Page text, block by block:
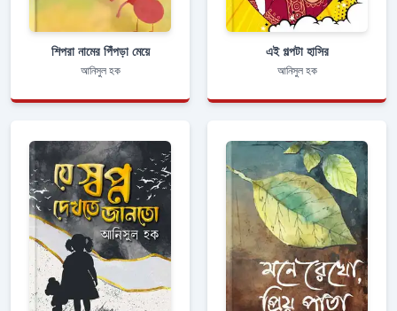
শিপরা নামের পিঁপড়া মেয়ে
আনিসুল হক
এই গল্পটা হাসির
আনিসুল হক